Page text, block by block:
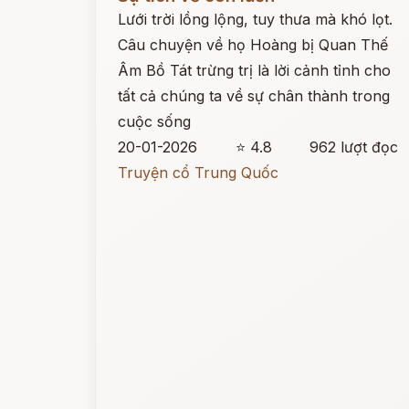
Lưới trời lồng lộng, tuy thưa mà khó lọt.
Câu chuyện về họ Hoàng bị Quan Thế
Âm Bồ Tát trừng trị là lời cảnh tỉnh cho
tất cả chúng ta về sự chân thành trong
cuộc sống
20-01-2026
⭐ 4.8
962 lượt đọc
Truyện cổ Trung Quốc